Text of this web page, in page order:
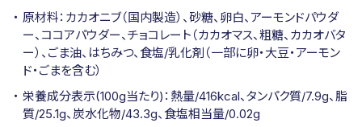
原材料：カカオニブ（国内製造）、砂糖、卵白、アーモンドパウダ
ー、ココアパウダー、チョコレート（カカオマス、粗糖、カカオバタ
ー）、ごま油、はちみつ、食塩/乳化剤（一部に卵・大豆・アーモン
ド・ごまを含む）
栄養成分表示(100g当たり)：熱量/416kcal、タンパク質/7.9g、脂
質/25.1g、炭水化物/43.3g、食塩相当量/0.02g